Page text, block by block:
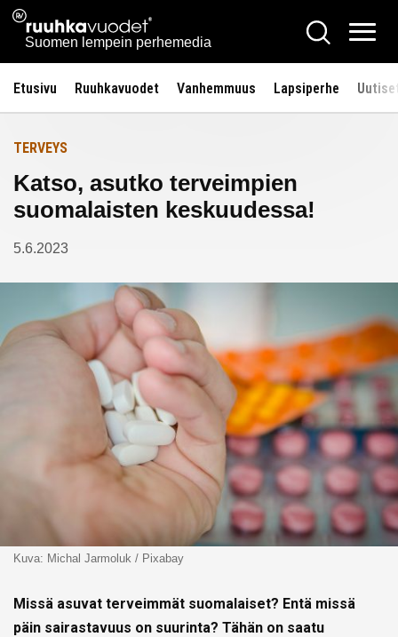
Siirry
sisältöön
Ruuhkavuodet.fi
Suomen lempein perhemedia
Hae
Etusivu Ruuhkavuodet Vanhemmuus Lapsiperhe
Etusivulle
TERVEYS
Katso, asutko terveimpien
suomalaisten keskuudessa!
5.6.2023
Kuva: Michal Jarmoluk / Pixabay
Missä asuvat terveimmät suomalaiset? Entä missä
päin sairastavuus on suurinta? Tähän on saatu